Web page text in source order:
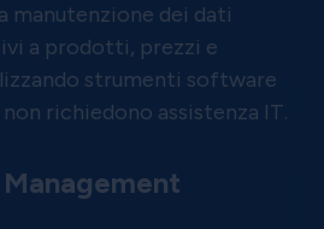
manutenzione dei dati
a prodotti, prezzi e
strumenti software
richiedono assistenza IT.
Management